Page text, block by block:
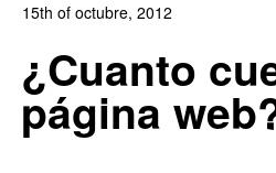
15th of octubre, 2012
Posicionamiento ,Blog
0
0
¿Cuanto
página